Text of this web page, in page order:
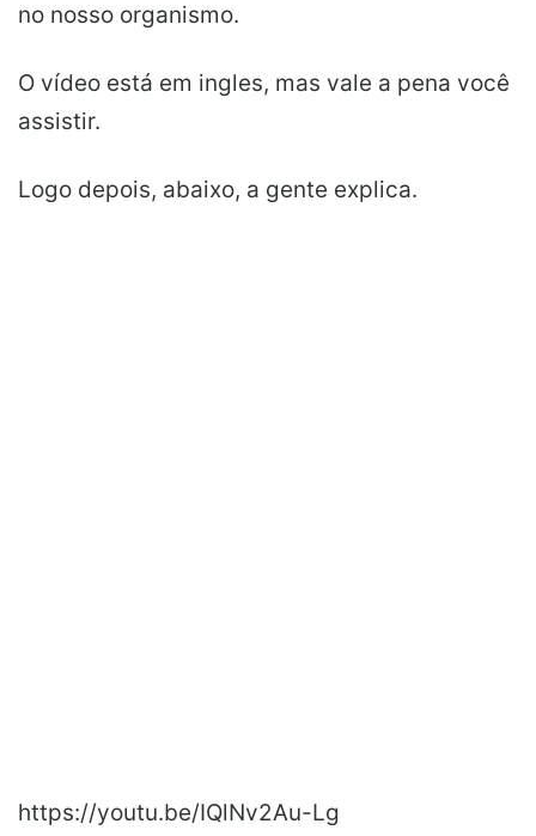
no nosso organismo.
O vídeo está em ingles, mas vale a pena você
assistir.
Logo depois, abaixo, a gente explica.
https://youtu.be/IQlNv2Au-Lg